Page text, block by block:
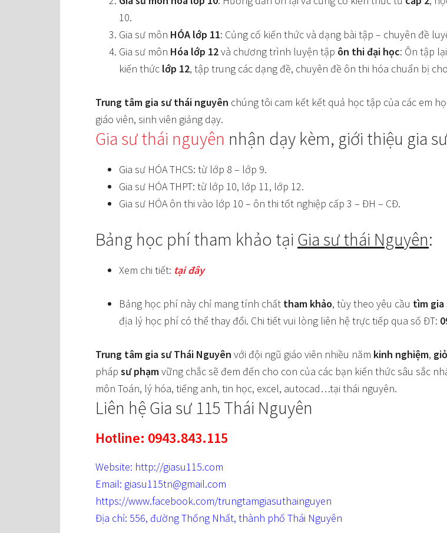
10.
Gia sư môn HÓA lớp 11: Củng cố kiến thức và dạng bài tập – chuyên đề
Gia sư môn Hóa lớp 12và chương trình luyện tập ôn thi đại học: Ôn tập
kiến thức lớp 12, tập trung các dạng đề, chuyên đề ôn thi hóa chuẩn bị
Trung tâm gia sư thái nguyên chúng tôi cam kết kết quả học tập của các em
giáo viên, sinh viên giảng dạy.
Gia sư thái nguyên nhận dạy kèm, giới thiệu gia
Gia sư HÓA THCS: từ lớp 8 – lớp 9.
Gia sư HÓA THPT: từ lớp 10, lớp 11, lớp 12.
Gia sư HÓA ôn thi vào lớp 10 – ôn thi tốt nghiệp cấp 3 – ĐH – CĐ.
Bảng học phí tham khảo tại Gia sư thái Nguyên:
Xem chi tiết: tại đây
Bảng học phí này chỉ mang tính chất tham khảo, tùy theo yêu cầu tìm gia
địa lý học phí có thể thay đổi. Chi tiết vui lòng liên hệ trực tiếp qua số ĐT:
Trung tâm gia sư Thái Nguyên với đội ngũ giáo viên nhiều năm kinh nghiệm,
pháp sư phạmvững chắc sẽ đem đến cho con của các bạn kiến thức sâu sắc
môn Toán, lý hóa, tiếng anh, tin học, excel, autocad…tại thái nguyên.
Liên hệ Gia sư 115 Thái Nguyên
Hotline: 0943.843.115
Website: http://giasu115.com
Email: giasu115tn@gmail.com
https://www.facebook.com/trungtamgiasuthainguyen
Địa chỉ: 556, đường Thống Nhất, thành phố Thái Nguyên